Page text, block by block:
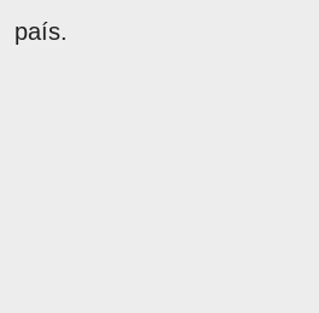
país.